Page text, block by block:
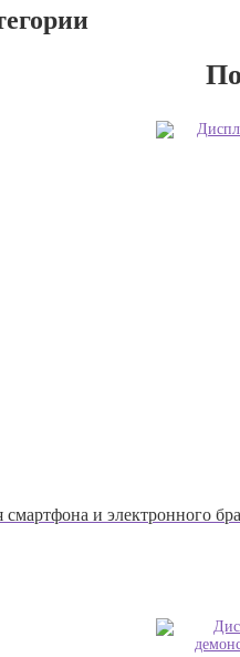
смартфона и электронного